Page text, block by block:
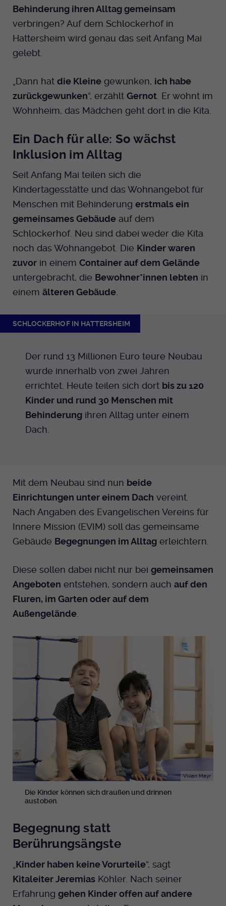
Behinderung ihren Alltag gemeinsam
verbringen? Auf dem Schlockerhof in
Hattersheim wird genau das seit Anfang Mai
gelebt.
„Dann hat die Kleine gewunken, ich habe
zurückgewunken“, erzählt Gernot . Er wohnt im
Wohnheim, das Mädchen geht dort in die Kita.
Ein Dach für alle: So wächst
Inklusion im Alltag
Seit Anfang Mai teilen sich die
Kindertagesstätte und das Wohnangebot für
Menschen mit Behinderung erstmals ein
gemeinsames Gebäude auf dem
Schlockerhof. Neu sind dabei weder die Kita
noch das Wohnangebot. Die Kinder waren
zuvor in einem Container auf dem Gelände
untergebracht, die Bewohner*innen lebten in
einem älteren Gebäude.
SCHLOCKERHOF IN HATTERSHEIM
Der rund 13 Millionen Euro teure Neubau
wurde innerhalb von zwei Jahren
errichtet. Heute teilen sich dort bis zu 120
Kinder und rund 30 Menschen mit
Behinderung ihren Alltag unter einem
Dach.
Mit dem Neubau sind nun beide
Einrichtungen unter einem Dach vereint.
Nach Angaben des Evangelischen Vereins für
Innere Mission (EVIM) soll das gemeinsame
Gebäude Begegnungen im Alltag erleichtern.
Diese sollen dabei nicht nur bei gemeinsamen
Angeboten entstehen, sondern auch auf den
Fluren, im Garten oder auf dem
Außengelände.
Vivian Mayr
Die Kinder können sich draußen und drinnen
austoben.
Begegnung statt
Berührungsängste
Kinder haben keine Vorurteile“, sagt
Kitaleiter Jeremias Köhler. Nach seiner
Erfahrung gehen Kinder offen auf andere
Zweck
Dieser Cookie wird genutzt um
Backend eingelogged ist und die Seite
bearbeiten darf.
Anbieter EKHN
Zweck
Dieser Cookie wird genutzt um
festzustellen ob ein Benutzer im TYPO3
bearbeiten darf.
Anbieter EKHN
Zweck
PHP Daten Identifikator, der gesetzt wird
wenn die PHP session() Methode benutzt
Name
Anbieter EKHN
Laufzeit Ende der Sitzung
Notwendig zum sicheren Betrieb der
Webseite.
Bei Ausahl nur essentieller Cookies wird
gelöscht. Ansonsten 1 Monat.
Dient zur Speicherung der Cookie Opt-In
Versionsnummer an.
Name _pk_id.424
Anbieter Medienhaus der EKHN GmbH
Zur Speicherung kurzfristiger
Informationen über den Besuch.
Name mtm_cookie_consent
Anbieter Medienhaus der EKHN GmbH
Laufzeit 1 Jahr
Einstellungen
Cookie-Informationen anzeigen
Marketing
Reichweiten Analyse
Name _fbp
Zweck Anzeigen / Ads
Cookie-Informationen anzeigen
Youtube
Facebook
Instagram
Spotify
Giphy
TikTok